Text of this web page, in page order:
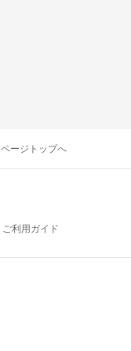
ページトップへ
ご利用ガイド